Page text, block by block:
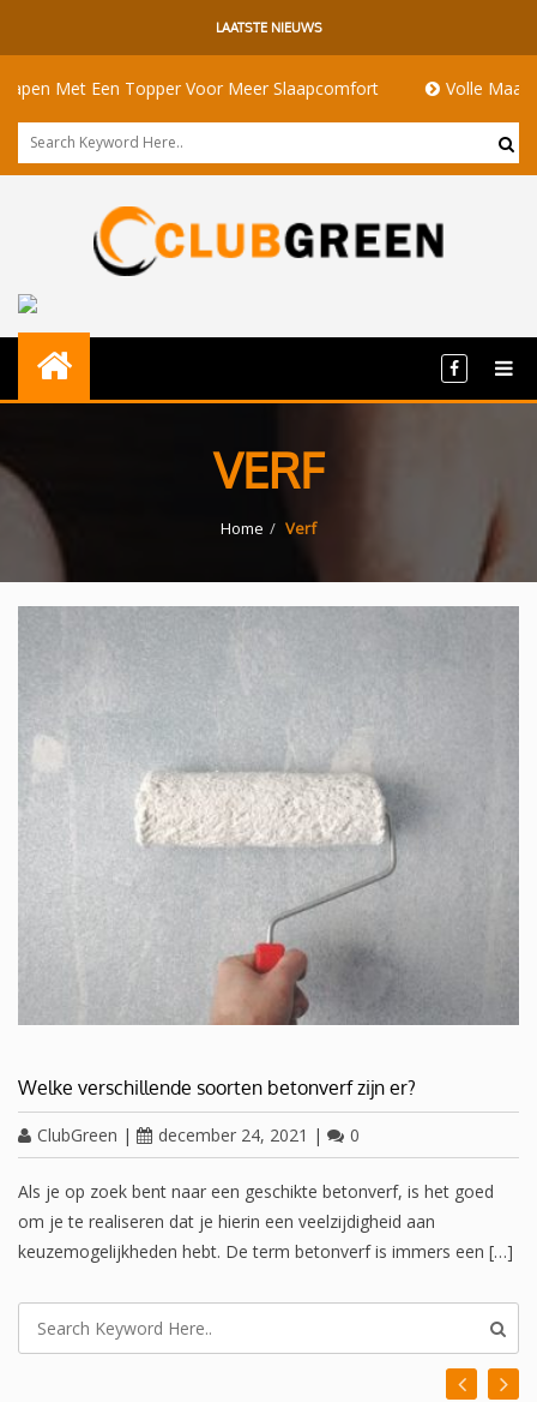
LAATSTE NIEUWS
Met Een Topper Voor Meer Slaapcomfort Volle Maan
VERF
Home Verf
Welke verschillende soorten betonverf zijn er?
ClubGreen | december 24, 2021 | 0
Als je op zoek bent naar een geschikte betonverf, is het goed
om je te realiseren dat je hierin een veelzijdigheid aan
keuzemogelijkheden hebt. De term betonverf is immers een […]